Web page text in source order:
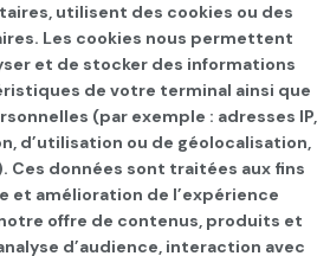
que des études supplémentaires
mieux comprendre ses
variant Mu a été détecté pour la
en janvier. Depuis, il a été
pays d’Amérique du Sud et en
prévalence mondiale du variant
ait diminué et soit
à 0,1 %, sa prévalence en
utilisent des cookies ou des
Les cookies nous permettent
et de stocker des informations
de votre terminal ainsi que
(par exemple : adresses IP,
d’utilisation ou de géolocalisation,
Ces données sont traitées aux fins
et amélioration de l’expérience
offre de contenus, produits et
d’audience, interaction avec